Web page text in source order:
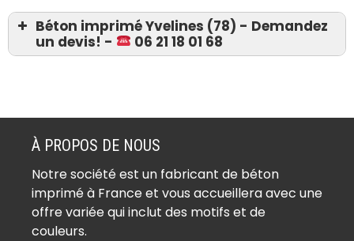
Béton imprimé Yvelines (78) - Demandez
un devis! -
06 21 18 01 68
Béton imprimé Ablis (78660)
Béton imprimé Achères (78260)
Béton imprimé Adainville (78113)
Béton imprimé Aigremont (78240)
Béton imprimé Allainville (78660)
Béton imprimé Andelu (78770)
À PROPOS DE NOUS
Notre société est un fabricant de béton
imprimé à France et vous accueillera avec une
offre variée qui inclut des motifs et de
couleurs.